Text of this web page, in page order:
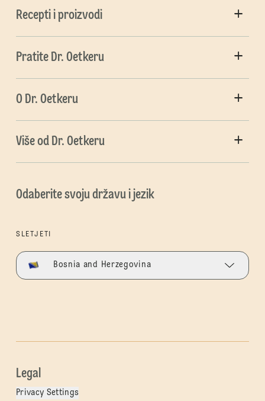
Recepti i proizvodi
Pratite Dr. Oetkeru
O Dr. Oetkeru
Više od Dr. Oetkeru
Odaberite svoju državu i jezik
SLETJETI
Bosnia and Herzegovina
Legal
Privacy Settings